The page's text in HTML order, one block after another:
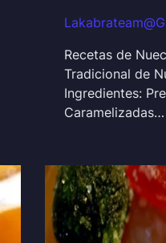
Recetas de
Tradicional de
Ingredientes:
Caramelizadas…